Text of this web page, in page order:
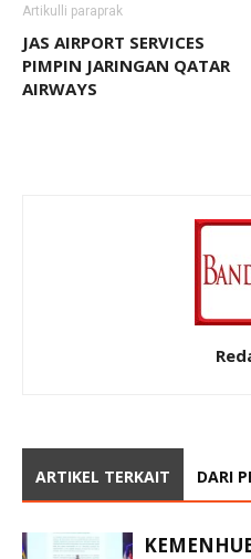
Artikulli paraprak
JAS AIRPORT SERVICES
PIMPIN JARINGAN QATAR
AIRWAYS
ARTIKEL TERKAIT DARI